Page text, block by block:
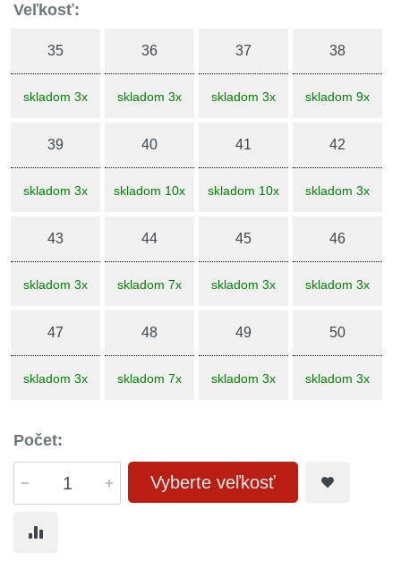
Veľkosť:
35
skladom 3x
36
skladom 3x
37
skladom 3x
38
skladom 9x
39
skladom 3x
40
skladom 10x
41
skladom 10x
42
skladom 3x
43
skladom 3x
44
skladom 7x
45
skladom 3x
46
skladom 3x
47
skladom 3x
48
skladom 7x
49
skladom 3x
50
skladom 3x
Počet:
Vyberte veľkosť